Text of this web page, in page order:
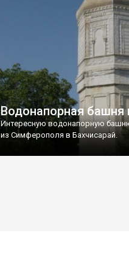
Водонапорная башня
Интересную водонапорную
из Симферополя в Бахчисарай.